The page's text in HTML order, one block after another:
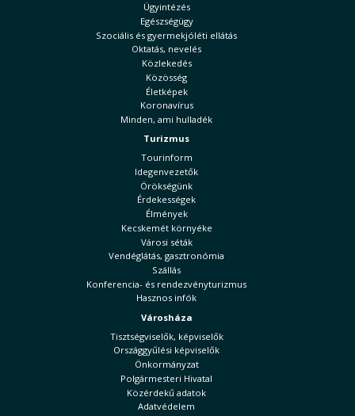
Ügyintézés
Egészségügy
Szociális és gyermekjóléti ellátás
Oktatás, nevelés
Közlekedés
Közösség
Életképek
Koronavírus
Minden, ami hulladék
Turizmus
Tourinform
Idegenvezetők
Örökségünk
Érdekességek
Élmények
Kecskemét környéke
Városi séták
Vendéglátás, gasztronómia
Szállás
Konferencia- és rendezvényturizmus
Hasznos infók
Városháza
Tisztségviselők, képviselők
Országgyűlési képviselők
Önkormányzat
Polgármesteri Hivatal
Közérdekű adatok
Adatvédelem